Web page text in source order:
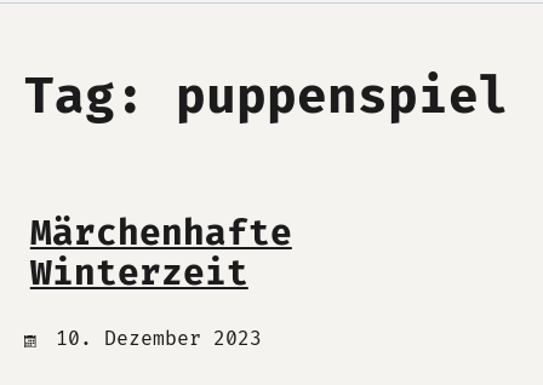
Tag: puppenspiel
Märchenhafte
Winterzeit
10. Dezember 2023